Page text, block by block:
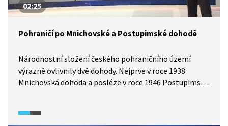
02:25
Pohraničí po Mnichovské a Postupimské dohodě
Národnostní složení českého pohraničního území
výrazně ovlivnily dvě dohody. Nejprve v roce 1938
Mnichovská dohoda a posléze v roce 1946 Postupimská
složení českého pohraničí.